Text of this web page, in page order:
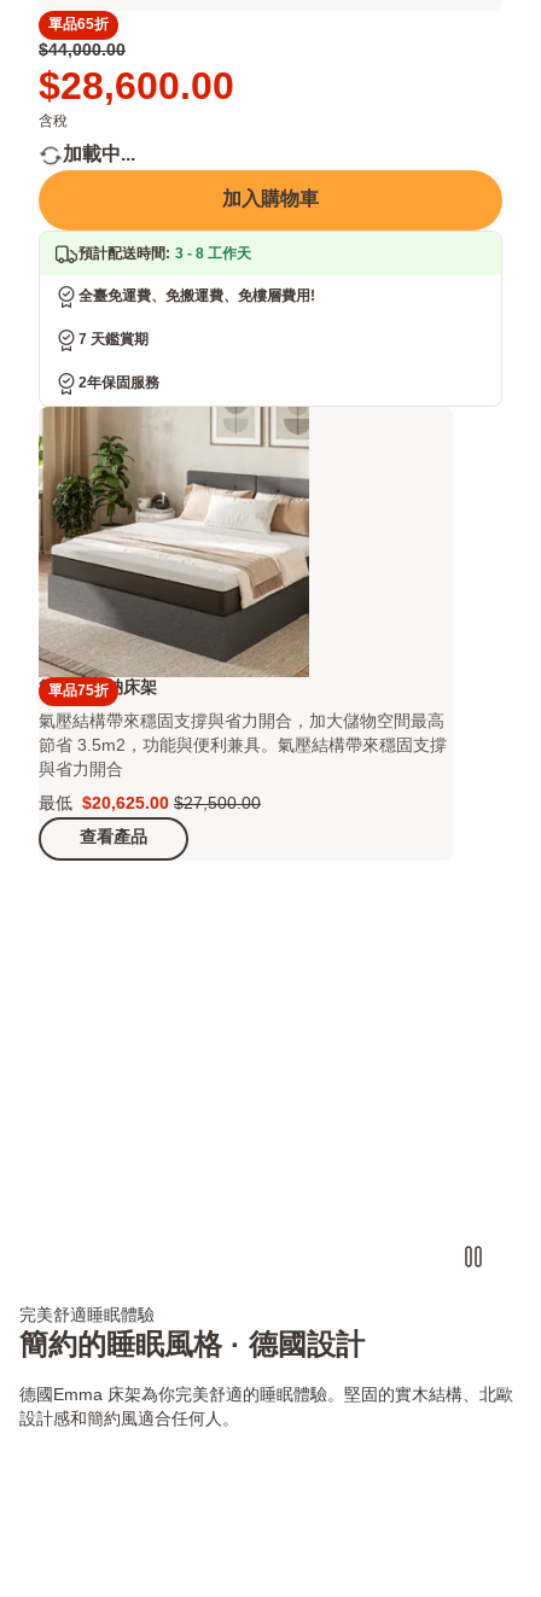
單品65折
原
價
$44,000.00
$44,000.00
Price
$28,600.00
$28,600.00
含稅
加載中...
加入購物車
預計配送時間: 3 - 8 工作天
全臺免運費、免搬運費、免樓層費用!
7 天鑑賞期
2年保固服務
單品75折
後掀式收納床架
氣壓結構帶來穩固支撐與省力開合，加大儲物空間最高
節省 3.5m2，功能與便利兼具。氣壓結構帶來穩固支撐
與省力開合
最低
Price
$20,625.00
$20,625.00
原
價
$27,500.00
$27,500.00
查看產品
完美舒適睡眠體驗
簡約的睡眠風格 · 德國設計
德國Emma 床架為你完美舒適的睡眠體驗。堅固的實木結構、北歐
設計感和簡約風適合任何人。